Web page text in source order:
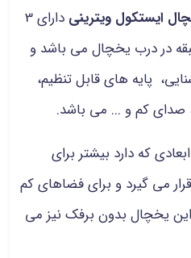
ایستکول ویترینی
دارای 3
در داخل یخچال و 4 طبقه در درب یخچال می باشد و
پایه های قابل تنظیم،
صدای کم و ... می باشد.
که دارد بیشتر برای
می گیرد و برای فضاهای کم
یخچال بدون برفک نیز می